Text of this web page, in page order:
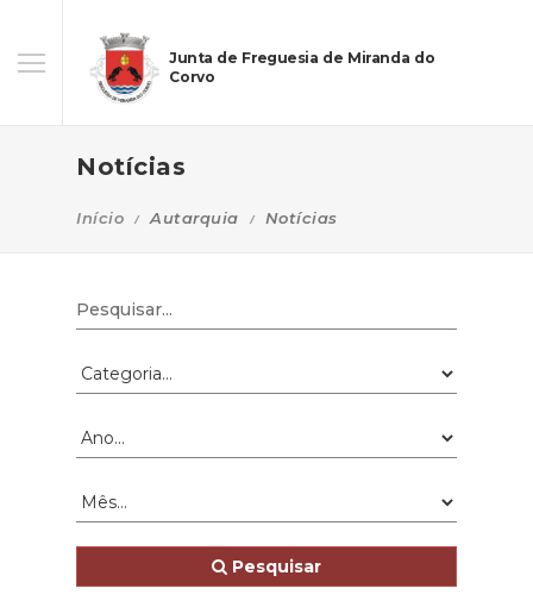
Junta de Freguesia de Miranda do
Corvo
Notícias
Início Autarquia Notícias
Pesquisar